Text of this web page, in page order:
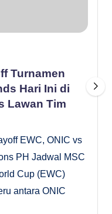
Turnamen
Hari Ini di
Lawan Tim
EWC, ONIC vs
PH Jadwal MSC
Cup (EWC)
antara ONIC